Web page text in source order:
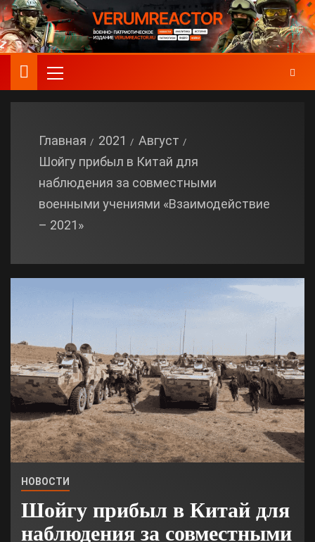
Главная 2021
Август
Шойгу прибыл в Китай для
наблюдения за совместными
военными учениями «Взаимодействие
– 2021»
НОВОСТИ
Шойгу прибыл в Китай для
наблюдения за совместными